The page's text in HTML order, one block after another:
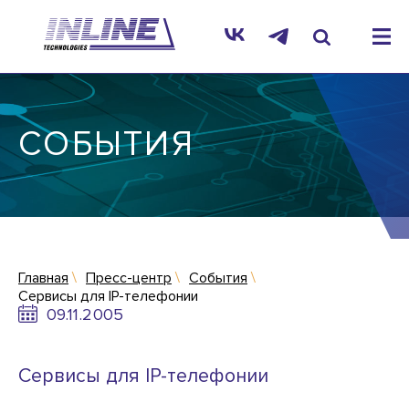
СОБЫТИЯ
Главная Пресс-центр
События
Сервисы для IP-телефонии
09.11.2005
Сервисы для IP-телефонии